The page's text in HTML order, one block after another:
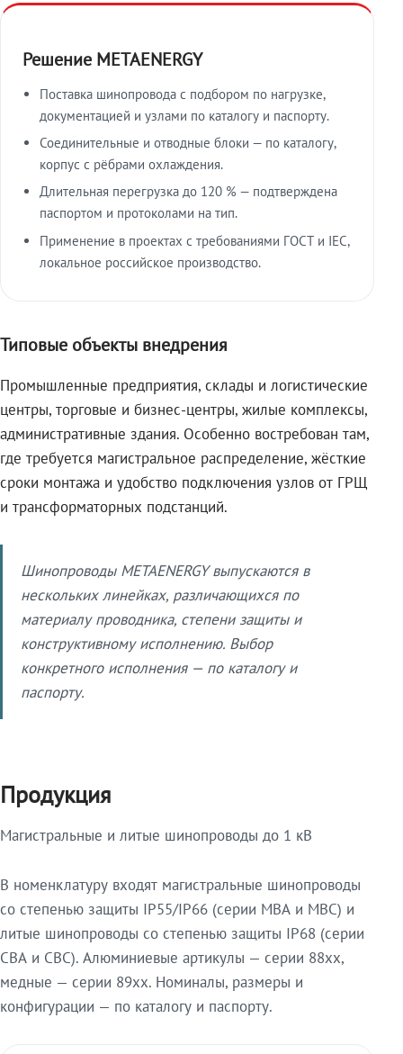
Решение METAENERGY
Поставка шинопровода с подбором по нагрузке,
документацией и узлами по каталогу и паспорту.
Соединительные и отводные блоки — по каталогу,
корпус с рёбрами охлаждения.
Длительная перегрузка до 120 % — подтверждена
паспортом и протоколами на тип.
Применение в проектах с требованиями ГОСТ и IEC,
локальное российское производство.
Типовые объекты внедрения
Промышленные предприятия, склады и логистические
центры, торговые и бизнес-центры, жилые комплексы,
административные здания. Особенно востребован там,
где требуется магистральное распределение, жёсткие
сроки монтажа и удобство подключения узлов от ГРЩ
и трансформаторных подстанций.
Шинопроводы METAENERGY выпускаются в
нескольких линейках, различающихся по
материалу проводника, степени защиты и
конструктивному исполнению. Выбор
конкретного исполнения — по каталогу и
паспорту.
Продукция
Магистральные и литые шинопроводы до 1 кВ
В номенклатуру входят магистральные шинопроводы
со степенью защиты IP55/IP66 (серии МВА и МВС) и
литые шинопроводы со степенью защиты IP68 (серии
СВА и СВС). Алюминиевые артикулы — серии 88xx,
медные — серии 89xx. Номиналы, размеры и
конфигурации — по каталогу и паспорту.